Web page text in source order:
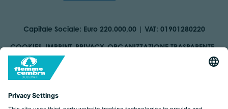
Capitale Sociale: Euro 220.000,00 | VAT: 01901280220
COOKIES IMPRINT PRIVACY ORGANIZZAZIONE TRASPARENTE